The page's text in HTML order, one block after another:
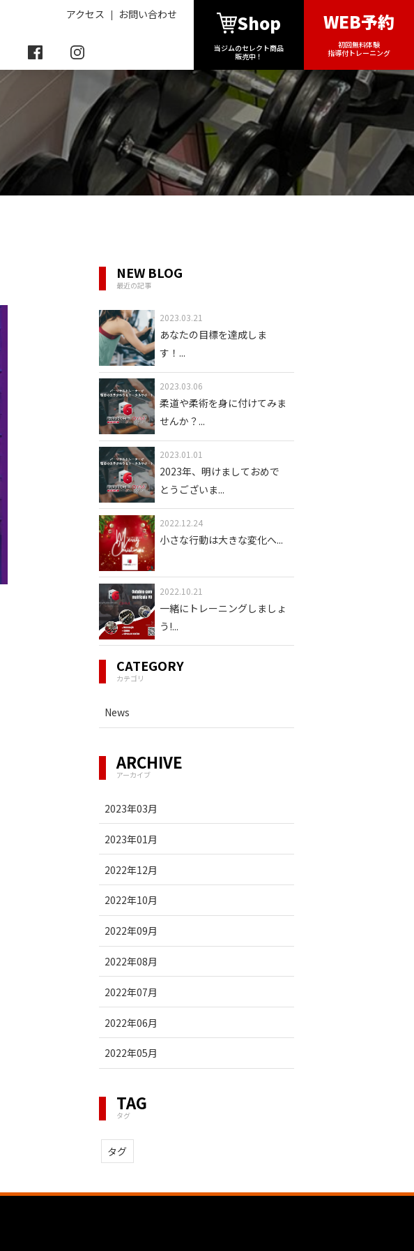
アクセス お問い合わせ Shop
当ジムのセレクト商品
販売中！
WEB予約
初回無料体験
指導付トレーニング
NEW BLOG
最近の記事
2023.03.21
あなたの目標を達成しま
す！ ...
2023.03.06
柔道や柔術を身に付けてみま
せんか？ ...
2023.01.01
2023年、明けましておめで
とうございま...
2022.12.24
小さな行動は大きな変化へ...
2022.10.21
一緒にトレーニングしましょ
う!...
CATEGORY
カテゴリ
News
ARCHIVE
アーカイブ
2023年03月
2023年01月
2022年12月
2022年10月
2022年09月
2022年08月
2022年07月
2022年06月
2022年05月
TAG
タグ
タグ